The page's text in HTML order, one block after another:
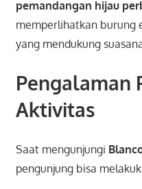
pemandangan hijau
memperlihatkan burung
yang mendukung
Pengalaman
Aktivitas
Saat mengunjungi
pengunjung bisa